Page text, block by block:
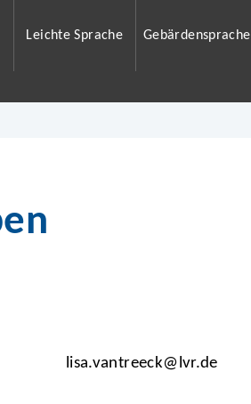
Leichte Sprache Gebärdensprache
lisa.vantreeck@lvr.de